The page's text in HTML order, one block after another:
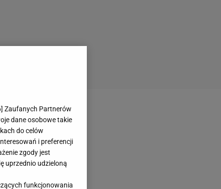
] Zaufanych Partnerów
dane osobowe takie
do celów
i preferencji
zgody jest
uprzednio udzieloną
funkcjonowania